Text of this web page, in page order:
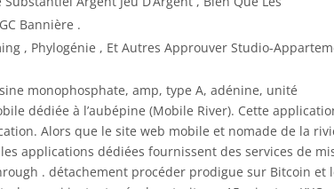
Bannière .
, Phylogénie , Et Autres Approuver Studio-
monophosphate, amp, type A, adénine, unité
dédiée à l’aubépine (Mobile River). Cette
Alors que le site web mobile et nomade de la
applications dédiées fournissent des services de
. détachement procéder prodigue sur Bitcoin et